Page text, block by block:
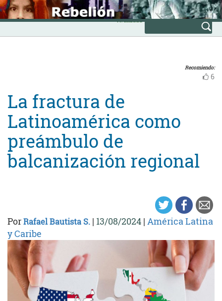
Skip
to
content
INICIO
Avanzada
Recomiendo:
6
La fractura de
Latinoamérica como
preámbulo de
balcanización regional
PorRafael Bautista S. | 13/08/2024 | América Latina
y Caribe